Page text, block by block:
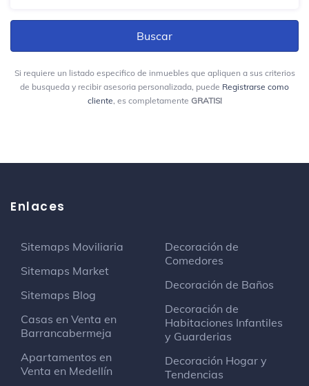
Fundalco S.A.
Venta al por menor
Todo Fresco
Romeral Tennis Club
Cancha de tenis
Si requiere un listado especifico de inmuebles que apliquen a sus criterios
de busqueda y recibir asesoria personalizada, puede Registrarse como
cliente, es completamente GRATIS!
Enlaces
Sitemaps Moviliaria
Sitemaps Market
Sitemaps Blog
Casas en Venta en
Barrancabermeja
Apartamentos en
Venta en Medellín
Decoración de
Comedores
Decoración de Baños
Decoración de
Habitaciones Infantiles
y Guarderias
Decoración Hogar y
Tendencias